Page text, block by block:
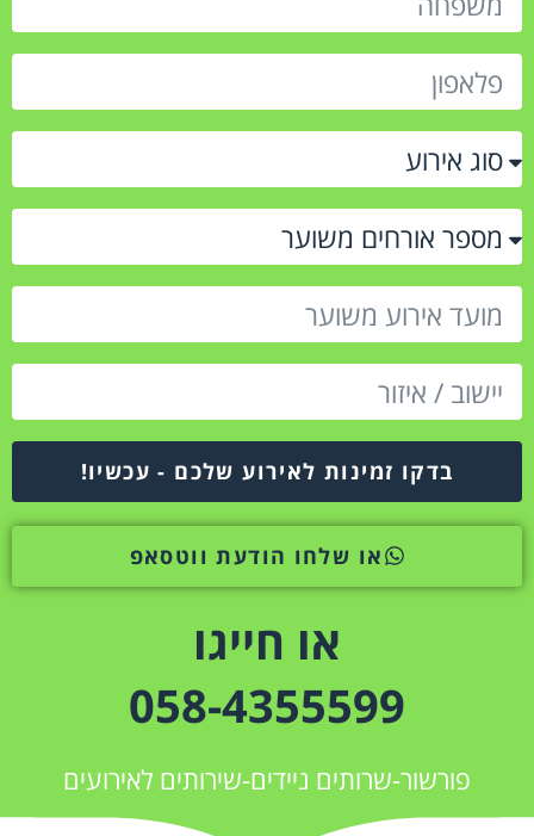
בדקו זמינות לאירוע שלכם - עכשיו!
או שלחו הודעת ווטסאפ
או חייגו
058-4355599
פורשור-שרותים ניידים-שירותים לאירועים